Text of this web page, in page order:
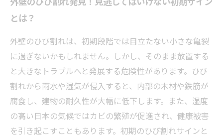
スクとは？
劣化を防ぐために今できること！早期発見から
適切なメンテナンス方法まで
外壁ひび割れ放置の危険性を知って安心！専門
家が教える対処のポイント
長持ちする住宅環境を守るために欠かせない外
壁ケアの重要性
とは？
外壁のひび割れは、初期段階では目立たない小さな亀裂
に過ぎないかもしれません。しかし、そのまま放置する
と大きなトラブルへと発展する危険性があります。ひび
割れから雨水や湿気が侵入すると、内部の木材や鉄筋が
腐食し、建物の耐久性が大幅に低下します。また、湿度
の高い日本の気候ではカビの繁殖が促進され、健康被害
を引き起こすこともあります。初期のひび割れサインと